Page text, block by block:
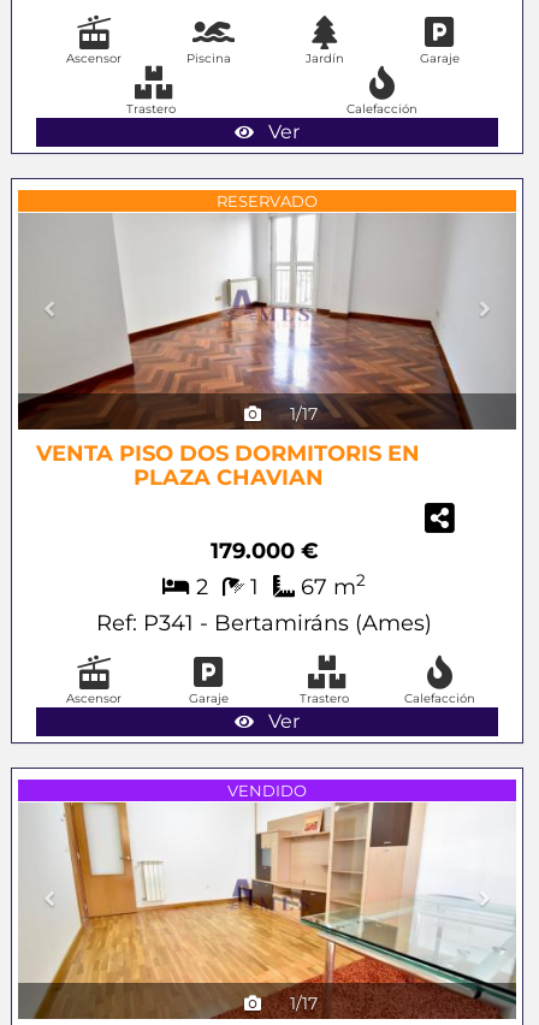
Ver
Ascensor Piscina Jardín Garaje
Trastero Calefacción
RESERVADO
1/17
VENTA PISO DOS DORMITORIS EN
PLAZA CHAVIAN
179.000 €
2
1 67 m2
Ref: P341 - Bertamiráns (Ames)
Ver
Ascensor Garaje Trastero Calefacción
VENDIDO
1/17